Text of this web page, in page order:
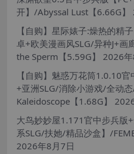
开】/Abyssal Lust【6.66G】
【自购】星际婊子:燥热的精
卓+欧美漫画风SLG/异种J+
the Sperm【5.59G】
2026
【自购】魅惑万花筒1.0.10
+亚洲SLG/消除小游戏/全动
Kaleidoscope【1.68G】
大鸟妙妙屋1.171官中步兵版
系SLG/扶她/精品沙盒】/
2026年8月7日